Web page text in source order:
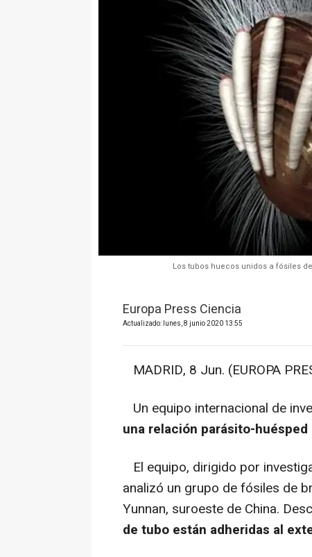
Los tubos huecos unidos a fósiles
Europa Press Ciencia
Actualizado: lunes, 8 junio 2020 13:55
MADRID, 8 Jun. (EUROPA
Un equipo internacional de
una relación parásito-
El equipo, dirigido por
analizó un grupo de fósiles de
Yunnan, suroeste de China.
de tubo están adheridas al